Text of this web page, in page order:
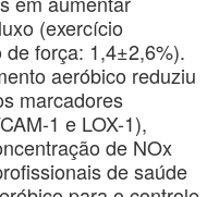
(exercício
força: 1,4±2,6%).
aeróbico reduziu
marcadores
1 e LOX-1),
de NOx
de saúde